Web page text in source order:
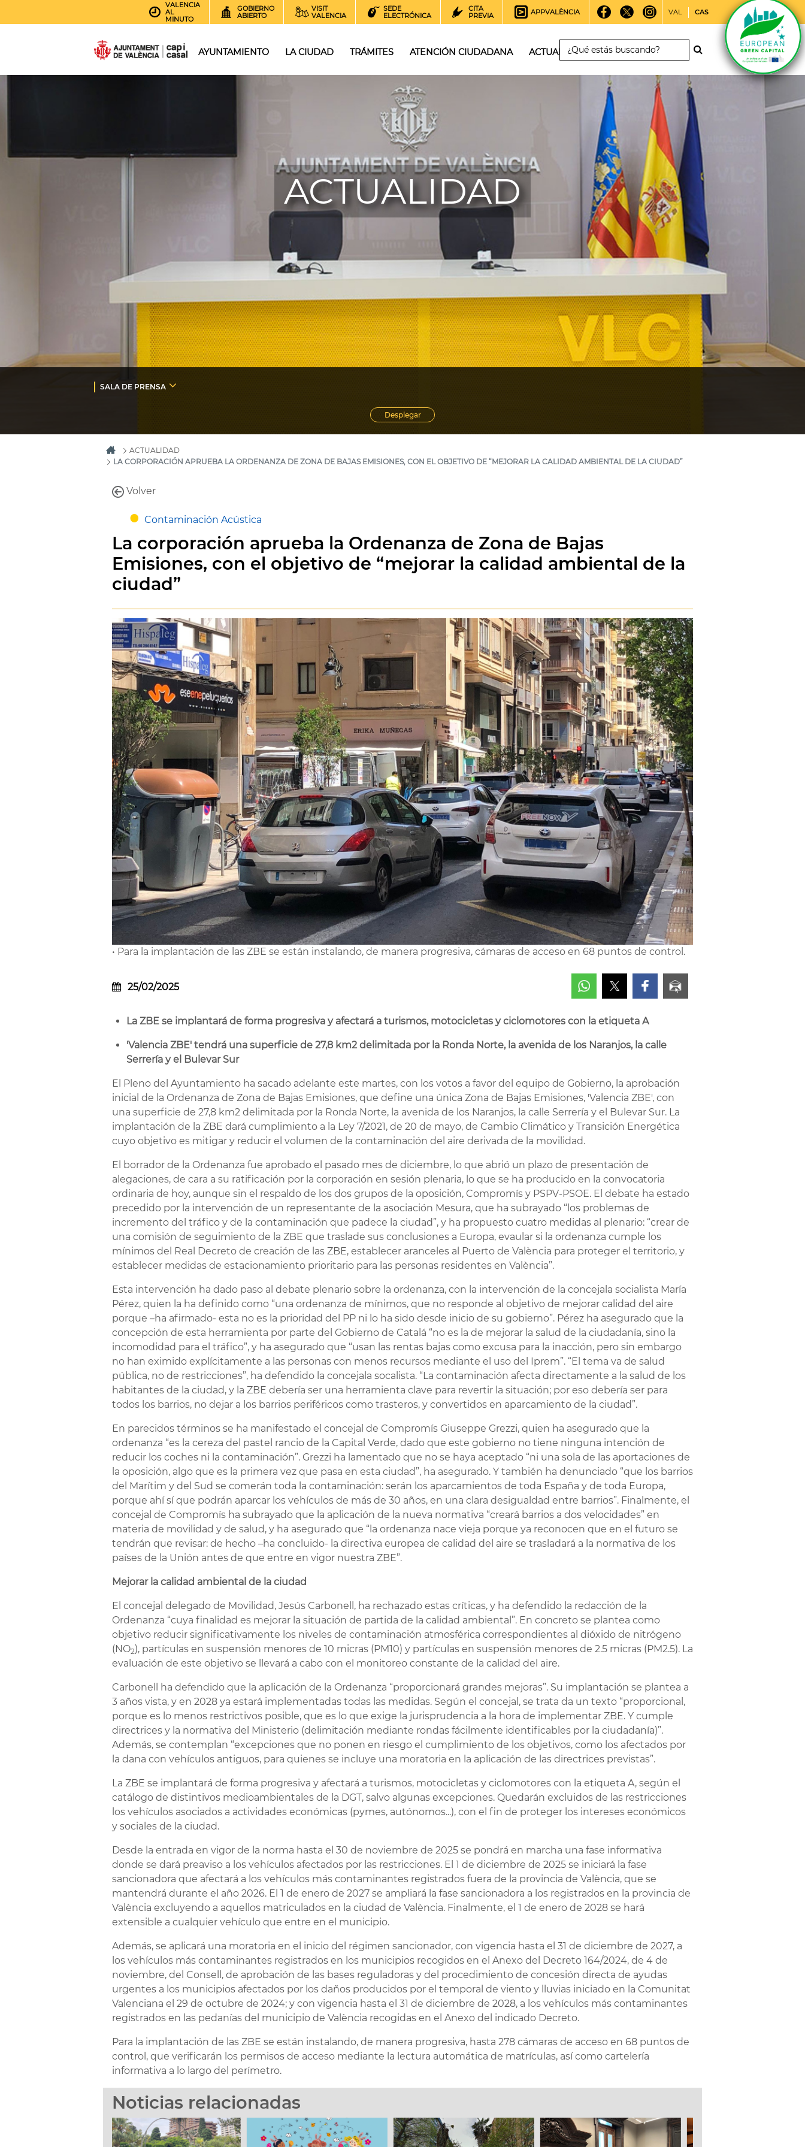
VALENCIA
AL
MINUTO
GOBIERNO
ABIERTO
VISIT
VALENCIA
SEDE
ELECTRÓNICA
CITA
PREVIA
APPVALÈNCIA VAL CAS
AYUNTAMIENTO LA CIUDAD TRÁMITES ATENCIÓN CIUDADANA ACTUALIDAD
ACTUALIDAD
SALA DE PRENSA
Desplegar
ACTUALIDAD
LA CORPORACIÓN APRUEBA LA ORDENANZA DE ZONA DE BAJAS EMISIONES, CON EL OBJETIVO DE “MEJORAR LA CALIDAD AMBIENTAL DE LA CIUDAD”
Volver
Contaminación Acústica
La corporación aprueba la Ordenanza de Zona de Bajas
Emisiones, con el objetivo de “mejorar la calidad ambiental de la
ciudad”
• Para la implantación de las ZBE se están instalando, de manera progresiva, cámaras de acceso en 68 puntos de control.
25/02/2025
La ZBE se implantará de forma progresiva y afectará a turismos, motocicletas y ciclomotores con la etiqueta A
'Valencia ZBE' tendrá una superficie de 27,8 km2 delimitada por la Ronda Norte, la avenida de los Naranjos, la calle
Serrería y el Bulevar Sur
El Pleno del Ayuntamiento ha sacado adelante este martes, con los votos a favor del equipo de Gobierno, la aprobación
inicial de la Ordenanza de Zona de Bajas Emisiones, que define una única Zona de Bajas Emisiones, 'Valencia ZBE', con
una superficie de 27,8 km2 delimitada por la Ronda Norte, la avenida de los Naranjos, la calle Serrería y el Bulevar Sur. La
implantación de la ZBE dará cumplimiento a la Ley 7/2021, de 20 de mayo, de Cambio Climático y Transición Energética
cuyo objetivo es mitigar y reducir el volumen de la contaminación del aire derivada de la movilidad.
El borrador de la Ordenanza fue aprobado el pasado mes de diciembre, lo que abrió un plazo de presentación de
alegaciones, de cara a su ratificación por la corporación en sesión plenaria, lo que se ha producido en la convocatoria
ordinaria de hoy, aunque sin el respaldo de los dos grupos de la oposición, Compromís y PSPV-PSOE. El debate ha estado
precedido por la intervención de un representante de la asociación Mesura, que ha subrayado “los problemas de
incremento del tráfico y de la contaminación que padece la ciudad”, y ha propuesto cuatro medidas al plenario: “crear de
una comisión de seguimiento de la ZBE que traslade sus conclusiones a Europa, evaular si la ordenanza cumple los
mínimos del Real Decreto de creación de las ZBE, establecer aranceles al Puerto de València para proteger el territorio, y
establecer medidas de estacionamiento prioritario para las personas residentes en València”.
Esta intervención ha dado paso al debate plenario sobre la ordenanza, con la intervención de la concejala socialista María
Pérez, quien la ha definido como “una ordenanza de mínimos, que no responde al objetivo de mejorar calidad del aire
porque –ha afirmado- esta no es la prioridad del PP ni lo ha sido desde inicio de su gobierno”. Pérez ha asegurado que la
concepción de esta herramienta por parte del Gobierno de Catalá “no es la de mejorar la salud de la ciudadanía, sino la
incomodidad para el tráfico”, y ha asegurado que “usan las rentas bajas como excusa para la inacción, pero sin embargo
no han eximido explícitamente a las personas con menos recursos mediante el uso del Iprem”. “El tema va de salud
pública, no de restricciones”, ha defendido la concejala socalista. “La contaminación afecta directamente a la salud de los
habitantes de la ciudad, y la ZBE debería ser una herramienta clave para revertir la situación; por eso debería ser para
todos los barrios, no dejar a los barrios periféricos como trasteros, y convertidos en aparcamiento de la ciudad”.
En parecidos términos se ha manifestado el concejal de Compromís Giuseppe Grezzi, quien ha asegurado que la
ordenanza “es la cereza del pastel rancio de la Capital Verde, dado que este gobierno no tiene ninguna intención de
reducir los coches ni la contaminación”. Grezzi ha lamentado que no se haya aceptado “ni una sola de las aportaciones de
la oposición, algo que es la primera vez que pasa en esta ciudad”, ha asegurado. Y también ha denunciado “que los barrios
del Marítim y del Sud se comerán toda la contaminación: serán los aparcamientos de toda España y de toda Europa,
porque ahí sí que podrán aparcar los vehículos de más de 30 años, en una clara desigualdad entre barrios”. Finalmente, el
concejal de Compromís ha subrayado que la aplicación de la nueva normativa “creará barrios a dos velocidades” en
materia de movilidad y de salud, y ha asegurado que “la ordenanza nace vieja porque ya reconocen que en el futuro se
tendrán que revisar: de hecho –ha concluido- la directiva europea de calidad del aire se trasladará a la normativa de los
países de la Unión antes de que entre en vigor nuestra ZBE”.
Mejorar la calidad ambiental de la ciudad
El concejal delegado de Movilidad, Jesús Carbonell, ha rechazado estas críticas, y ha defendido la redacción de la
Ordenanza “cuya finalidad es mejorar la situación de partida de la calidad ambiental”. En concreto se plantea como
objetivo reducir significativamente los niveles de contaminación atmosférica correspondientes al dióxido de nitrógeno
(NO2), partículas en suspensión menores de 10 micras (PM10) y partículas en suspensión menores de 2.5 micras (PM2.5). La
evaluación de este objetivo se llevará a cabo con el monitoreo constante de la calidad del aire.
Carbonell ha defendido que la aplicación de la Ordenanza “proporcionará grandes mejoras”. Su implantación se plantea a
3 años vista, y en 2028 ya estará implementadas todas las medidas. Según el concejal, se trata da un texto “proporcional,
porque es lo menos restrictivos posible, que es lo que exige la jurisprudencia a la hora de implementar ZBE. Y cumple
directrices y la normativa del Ministerio (delimitación mediante rondas fácilmente identificables por la ciudadanía)”.
Además, se contemplan “excepciones que no ponen en riesgo el cumplimiento de los objetivos, como los afectados por
la dana con vehículos antiguos, para quienes se incluye una moratoria en la aplicación de las directrices previstas”.
La ZBE se implantará de forma progresiva y afectará a turismos, motocicletas y ciclomotores con la etiqueta A, según el
catálogo de distintivos medioambientales de la DGT, salvo algunas excepciones. Quedarán excluidos de las restricciones
los vehículos asociados a actividades económicas (pymes, autónomos...), con el fin de proteger los intereses económicos
y sociales de la ciudad.
Desde la entrada en vigor de la norma hasta el 30 de noviembre de 2025 se pondrá en marcha una fase informativa
donde se dará preaviso a los vehículos afectados por las restricciones. El 1 de diciembre de 2025 se iniciará la fase
sancionadora que afectará a los vehículos más contaminantes registrados fuera de la provincia de València, que se
mantendrá durante el año 2026. El 1 de enero de 2027 se ampliará la fase sancionadora a los registrados en la provincia de
València excluyendo a aquellos matriculados en la ciudad de València. Finalmente, el 1 de enero de 2028 se hará
extensible a cualquier vehículo que entre en el municipio.
Además, se aplicará una moratoria en el inicio del régimen sancionador, con vigencia hasta el 31 de diciembre de 2027, a
los vehículos más contaminantes registrados en los municipios recogidos en el Anexo del Decreto 164/2024, de 4 de
noviembre, del Consell, de aprobación de las bases reguladoras y del procedimiento de concesión directa de ayudas
urgentes a los municipios afectados por los daños producidos por el temporal de viento y lluvias iniciado en la Comunitat
Valenciana el 29 de octubre de 2024; y con vigencia hasta el 31 de diciembre de 2028, a los vehículos más contaminantes
registrados en las pedanías del municipio de València recogidas en el Anexo del indicado Decreto.
Para la implantación de las ZBE se están instalando, de manera progresiva, hasta 278 cámaras de acceso en 68 puntos de
control, que verificarán los permisos de acceso mediante la lectura automática de matrículas, así como cartelería
informativa a lo largo del perímetro.
Noticias relacionadas